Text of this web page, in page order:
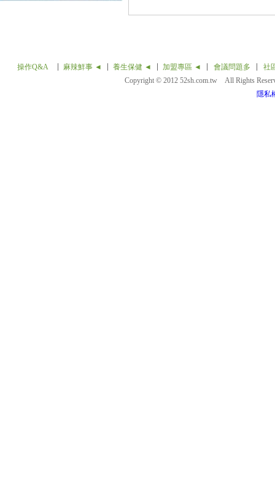
操作Q&A 麻辣鮮事 ◄ 養生保健 ◄ 加盟專區 ◄ 會議問題多
社
Copyright © 2012 52sh.com.tw All Rights
隱私